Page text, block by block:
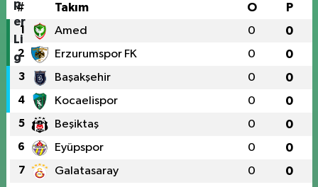
# Takım O P
1 Amed 0 0
2 Erzurumspor FK 0 0
3 Başakşehir 0 0
4 Kocaelispor 0 0
5 Beşiktaş 0 0
6 Eyüpspor 0 0
7 Galatasaray 0 0